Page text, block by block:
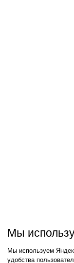
Мы
Мы используем
удобства